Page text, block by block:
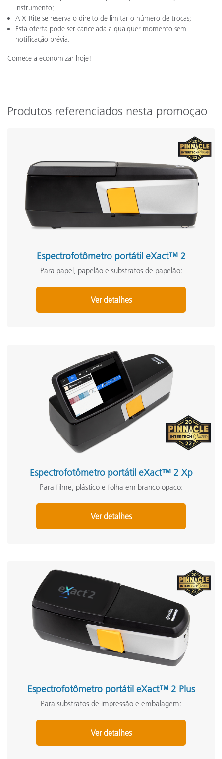
instrumento;
A X-Rite se reserva o direito de limitar o número de trocas;
Esta oferta pode ser cancelada a qualquer momento sem
notificação prévia.
Comece a economizar hoje!
Produtos referenciados nesta promoção
Espectrofotômetro portátil eXact™ 2
Para papel, papelão e substratos de papelão:
Ver detalhes
Espectrofotômetro portátil eXact™ 2 Xp
Para filme, plástico e folha em branco opaco:
Ver detalhes
Espectrofotômetro portátil eXact™ 2 Plus
Para substratos de impressão e embalagem:
Ver detalhes